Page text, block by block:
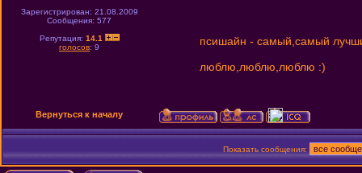
Зарегистрирован: 21.08.2009
Сообщения: 577
Репутация: 14.1
голосов: 9
псишайн - самый,самый
люблю,люблю,люблю :)
Вернуться к началу
Показать сообщения: